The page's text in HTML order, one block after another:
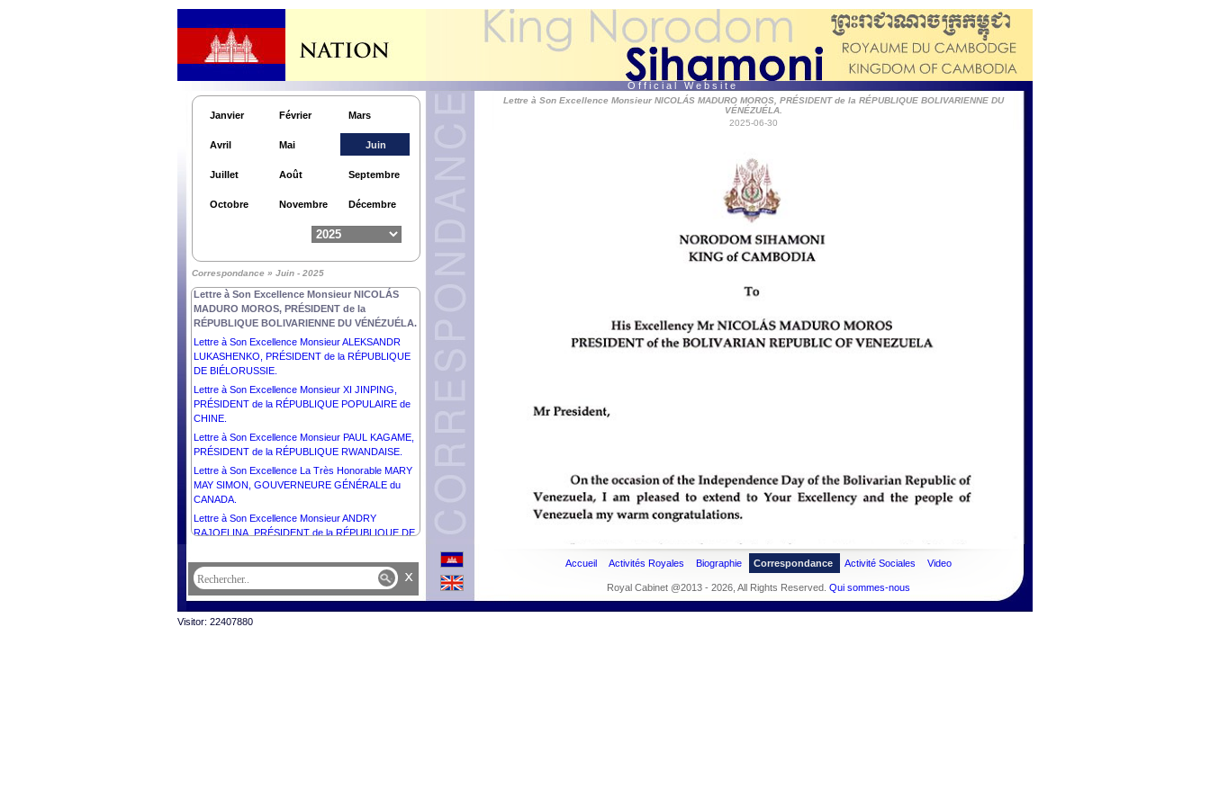
O f f i c i a l W e b s i t e
Janvier Février Mars
Avril Mai Juin
Juillet Août Septembre
Octobre Novembre Décembre
Correspondance » Juin - 2025
Lettre à Son Excellence Monsieur NICOLÁS
MADURO MOROS, PRÉSIDENT de la
RÉPUBLIQUE BOLIVARIENNE DU VÉNÉZUÉLA.
Lettre à Son Excellence Monsieur ALEKSANDR
LUKASHENKO, PRÉSIDENT de la RÉPUBLIQUE
DE BIÉLORUSSIE.
Lettre à Son Excellence Monsieur XI JINPING,
PRÉSIDENT de la RÉPUBLIQUE POPULAIRE de
CHINE.
Lettre à Son Excellence Monsieur PAUL KAGAME,
PRÉSIDENT de la RÉPUBLIQUE RWANDAISE.
Lettre à Son Excellence La Très Honorable MARY
MAY SIMON, GOUVERNEURE GÉNÉRALE du
CANADA.
Lettre à Son Excellence Monsieur ANDRY
RAJOELINA, PRÉSIDENT de la RÉPUBLIQUE DE
Lettre à Son Excellence Dr. NATAŠA PIRC MUSAR,
PRÉSIDENTE de la RÉPUBLIQUE DE SLOVÉNIE.
Lettre à Son Altesse Fra’ JOHN T.DUNLAP, Prince
et Grand Maître de l’Ordre Souverain Militaire et
Hospitalier de Saint-Jean de Jérusalem de Rhodes
Lettre à Son Excellence Monsieur NICOLÁS MADURO MOROS, PRÉSIDENT de la RÉPUBLIQUE BOLIVARIENNE DU
VÉNÉZUÉLA.
2025-06-30
x
Accueil Activités Royales Biographie Correspondance Activité Sociales Video
Royal Cabinet @2013 - 2026, All Rights Reserved. Qui sommes-nous
Visitor: 22407880